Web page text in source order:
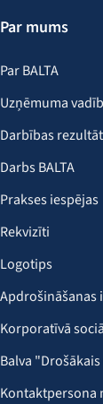
Par mums
Par BALTA
Uzņēmuma
Darbības
Darbs BALTA
Prakses iespējas
Rekvizīti
Logotips
Apdrošināšanas
Korporatīvā
Balva
Kontaktpersona